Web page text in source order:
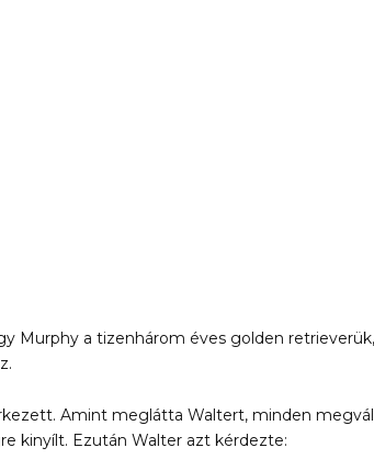
Murphy a tizenhárom éves golden
Amint meglátta Waltert, minden
kinyílt. Ezután Walter azt kérdezte: